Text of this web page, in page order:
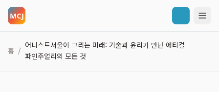
홈 /
어니스트서울이 그리는 미래: 기술과 윤리가 만난 에티컬
파인주얼리의 모든 것